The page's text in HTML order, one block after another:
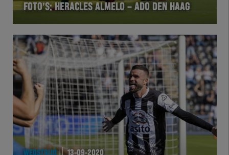
FOTO’S: HERACLES ALMELO – ADO DEN HAAG
WEDSTRIJD 13-09-2020